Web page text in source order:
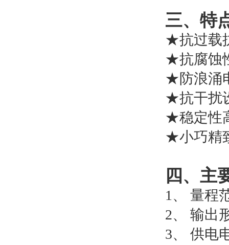
三、特
★抗过载
★抗腐蚀
★防浪涌
★抗干扰
★稳定性
★小巧精
四、
1、 量程
2、 输出
3、 供